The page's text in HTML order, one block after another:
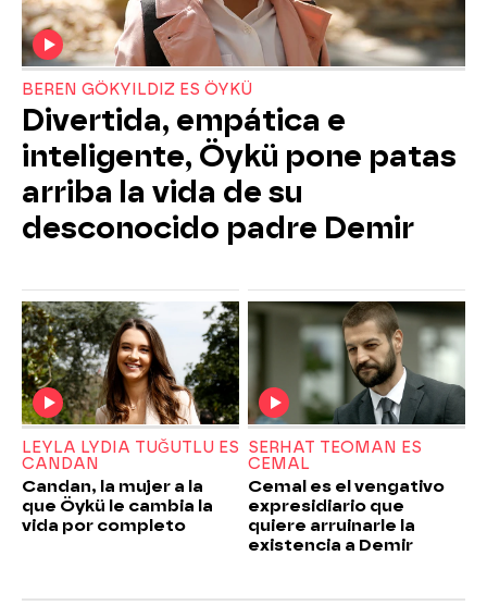
BEREN GÖKYILDIZ ES ÖYKÜ
Divertida, empática e
inteligente, Öykü pone patas
arriba la vida de su
desconocido padre Demir
LEYLA LYDIA TUĞUTLU ES
CANDAN
Candan, la mujer a la
que Öykü le cambia la
vida por completo
SERHAT TEOMAN ES
CEMAL
Cemal es el vengativo
expresidiario que
quiere arruinarle la
existencia a Demir